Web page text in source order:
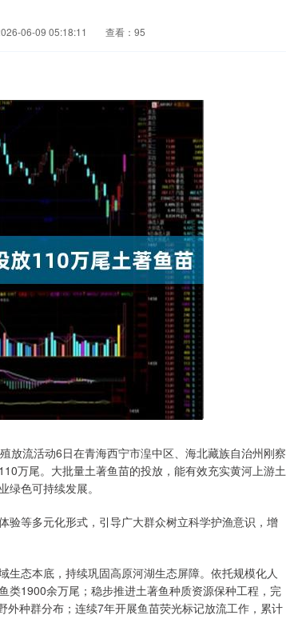
06-09 05:18:11 查看：95
放流活动6日在青海西宁市湟中区、海北藏族自治州刚察
万尾。大批量土著鱼苗的投放，能有效充实黄河上游土
色可持续发展。
验等多元化形式，引导广大群众树立科学护渔意识，增
态本底，持续巩固高原河湖生态屏障。依托规模化人
类1900余万尾；稳步推进土著鱼种质资源保种工程，完
种群分布；连续7年开展鱼苗荧光标记放流工作，累计